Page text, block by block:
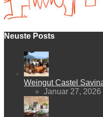
Neuste Posts
Weingut Castel
Januar 27, 2026